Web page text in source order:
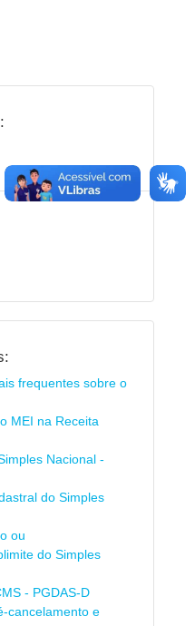
frequentes sobre o
MEI na Receita
Nacional -
do Simples
ou
do Simples
- PGDAS-D
cancelamento e